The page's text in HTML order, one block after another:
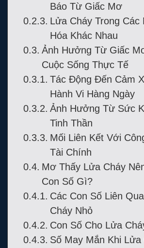
Báo Từ Giấc Mơ
Lửa Cháy Trong Các
Hóa Khác Nhau
Ảnh Hưởng Từ Giấc
Cuộc Sống Thực Tế
Tác Động Đến Cảm
Hành Vi Hàng Ngày
Ảnh Hưởng Từ Sức
Tinh Thần
Mối Liên Kết Với
Tài Chính
Mơ Thấy Lửa Cháy
Con Số Gì?
Các Con Số Liên
Cháy Nhỏ
Con Số Cho Lửa
Số May Mắn Khi Lửa